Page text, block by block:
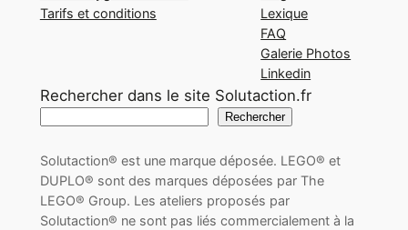
Tarifs et conditions
Lexique
FAQ
Galerie Photos
Linkedin
Rechercher dans le site Solutaction.fr
Rechercher
Solutaction® est une marque déposée. LEGO® et
DUPLO® sont des marques déposées par The
LEGO® Group. Les ateliers proposés par
Solutaction® ne sont pas liés commercialement à la